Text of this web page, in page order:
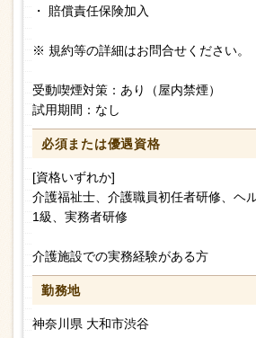
・ 賠償責任保険加入
※ 規約等の詳細はお問合せください。
受動喫煙対策：あり（屋内禁煙）
試用期間：なし
必須または優遇資格
[資格いずれか]
介護福祉士、介護職員初任者研修、ヘ
1級、実務者研修
介護施設での実務経験がある方
勤務地
神奈川県 大和市渋谷